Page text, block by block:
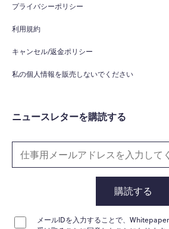
プライバシーポリシー
利用規約
キャンセル/返金ポリシー
私の個人情報を販売しないでください
ニュースレターを購読する
購読する
メールIDを入力することで、